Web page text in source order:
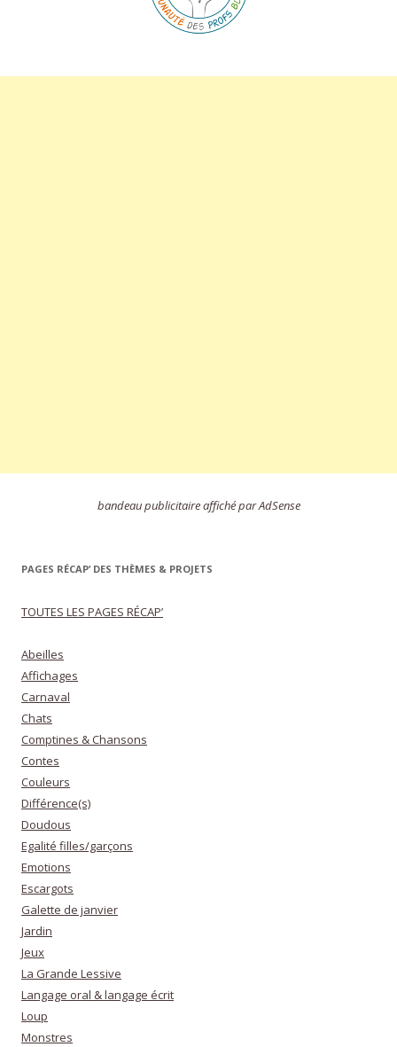
bandeau publicitaire affiché par AdSense
PAGES RÉCAP’ DES THÈMES & PROJETS
TOUTES LES PAGES RÉCAP’
Abeilles
Affichages
Carnaval
Chats
Comptines & Chansons
Contes
Couleurs
Différence(s)
Doudous
Egalité filles/garçons
Emotions
Escargots
Galette de janvier
Jardin
Jeux
La Grande Lessive
Langage oral & langage écrit
Loup
Monstres